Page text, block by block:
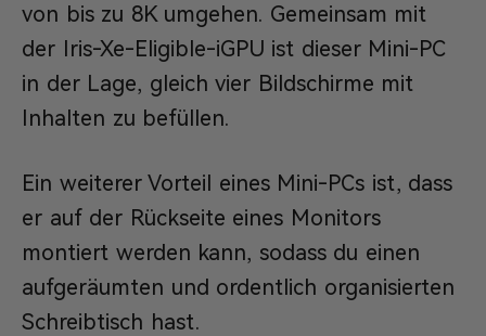
von bis zu 8K umgehen. Gemeinsam mit
der Iris-Xe-Eligible-iGPU ist dieser Mini-PC
in der Lage, gleich vier Bildschirme mit
Inhalten zu befüllen.
Ein weiterer Vorteil eines Mini-PCs ist, dass
er auf der Rückseite eines Monitors
montiert werden kann, sodass du einen
aufgeräumten und ordentlich organisierten
Schreibtisch hast.